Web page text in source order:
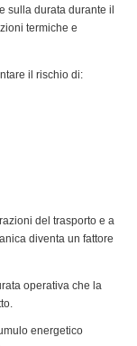
sulla durata durante il
termiche e
il rischio di:
del trasporto e a
diventa un fattore
operativa che la